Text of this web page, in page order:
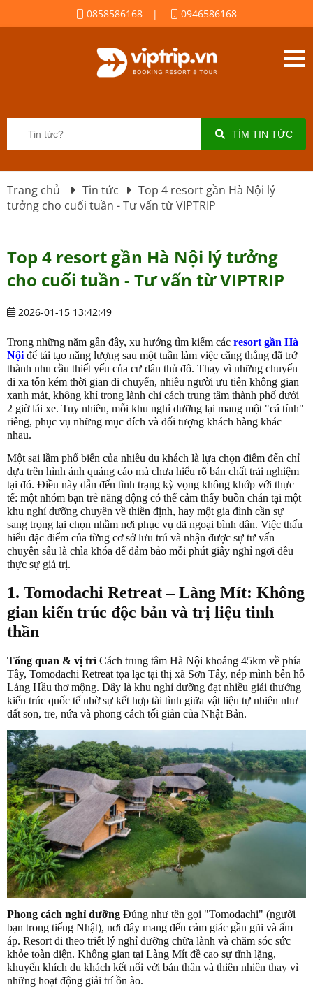
0858586168 | 0946586168
TÌM TIN TỨC
Trang chủ Tin tức
Top 4 resort gần Hà Nội lý
tưởng cho cuối tuần - Tư vấn từ VIPTRIP
Top 4 resort gần Hà Nội lý tưởng
cho cuối tuần - Tư vấn từ VIPTRIP
2026-01-15 13:42:49
Trong những năm gần đây, xu hướng tìm kiếm các resort gần Hà
Nội để tái tạo năng lượng sau một tuần làm việc căng thẳng đã trở
thành nhu cầu thiết yếu của cư dân thủ đô. Thay vì những chuyến
đi xa tốn kém thời gian di chuyển, nhiều người ưu tiên không gian
xanh mát, không khí trong lành chỉ cách trung tâm thành phố dưới
2 giờ lái xe. Tuy nhiên, mỗi khu nghỉ dưỡng lại mang một "cá tính"
riêng, phục vụ những mục đích và đối tượng khách hàng khác
nhau.
Một sai lầm phổ biến của nhiều du khách là lựa chọn điểm đến chỉ
dựa trên hình ảnh quảng cáo mà chưa hiểu rõ bản chất trải nghiệm
tại đó. Điều này dẫn đến tình trạng kỳ vọng không khớp với thực
tế: một nhóm bạn trẻ năng động có thể cảm thấy buồn chán tại một
khu nghỉ dưỡng chuyên về thiền định, hay một gia đình cần sự
sang trọng lại chọn nhầm nơi phục vụ dã ngoại bình dân. Việc thấu
hiểu đặc điểm của từng cơ sở lưu trú và nhận được sự tư vấn
chuyên sâu là chìa khóa để đảm bảo mỗi phút giây nghỉ ngơi đều
thực sự giá trị.
1. Tomodachi Retreat – Làng Mít: Không
gian kiến trúc độc bản và trị liệu tinh
thần
Tổng quan & vị tríCách trung tâm Hà Nội khoảng 45km về phía
Tây, Tomodachi Retreat tọa lạc tại thị xã Sơn Tây, nép mình bên hồ
Láng Hầu thơ mộng. Đây là khu nghỉ dưỡng đạt nhiều giải thưởng
kiến trúc quốc tế nhờ sự kết hợp tài tình giữa vật liệu tự nhiên như
đất son, tre, nứa và phong cách tối giản của Nhật Bản.
Phong cách nghỉ dưỡng Đúng như tên gọi "Tomodachi" (người
bạn trong tiếng Nhật), nơi đây mang đến cảm giác gần gũi và ấm
áp. Resort đi theo triết lý nghỉ dưỡng chữa lành và chăm sóc sức
khỏe toàn diện. Không gian tại Làng Mít đề cao sự tĩnh lặng,
khuyến khích du khách kết nối với bản thân và thiên nhiên thay vì
những hoạt động giải trí ồn ào.